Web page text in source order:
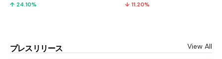
↑ 24.10% ↓ 11.20%
プレスリリース View All